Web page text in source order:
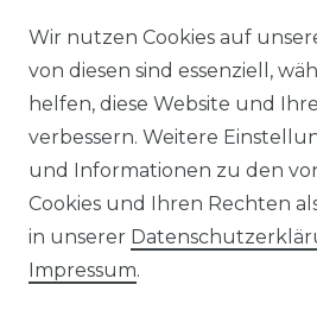
STELLENANGEBOTE
NEWSLETTER
Impressum
Wir nutzen Cookies auf
von diesen sind essenziell,
helfen, diese Website und
verbessern. Weitere
und Informationen zu den
Cookies und Ihren Rechten
in unserer
Impressum.